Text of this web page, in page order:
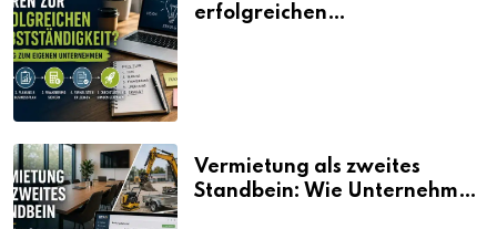
erfolgreichen
Vermietung als zweites
Standbein: Wie Unternehmen